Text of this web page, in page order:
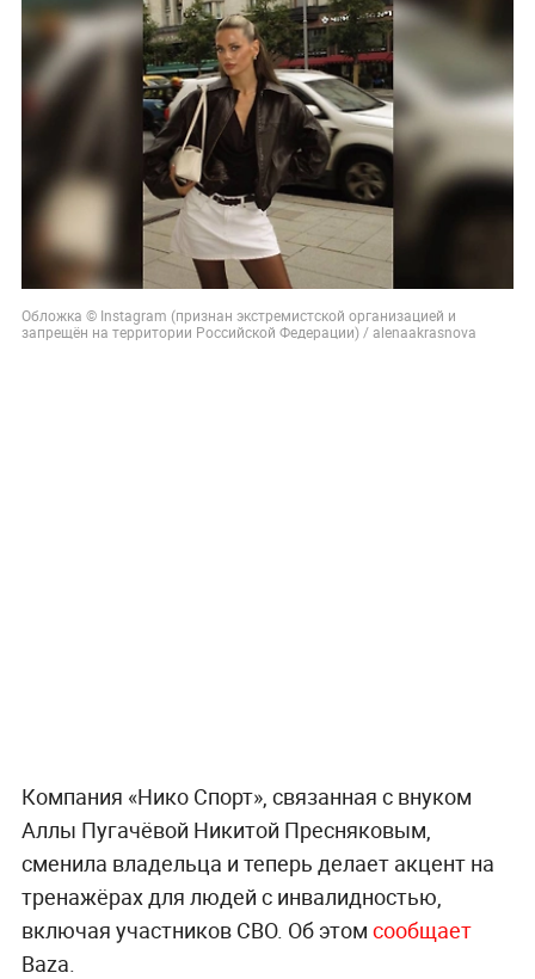
Обложка © Instagram (признан экстремистской организацией и
запрещён на территории Российской Федерации) / alenaakrasnova
Компания «Нико Спорт», связанная с внуком
Аллы Пугачёвой Никитой Пресняковым,
сменила владельца и теперь делает акцент на
тренажёрах для людей с инвалидностью,
включая участников СВО. Об этом сообщает
Baza.